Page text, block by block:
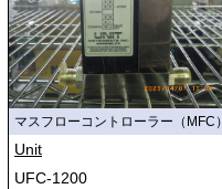
マスフローコントローラー（MFC）
Unit
UFC-1200